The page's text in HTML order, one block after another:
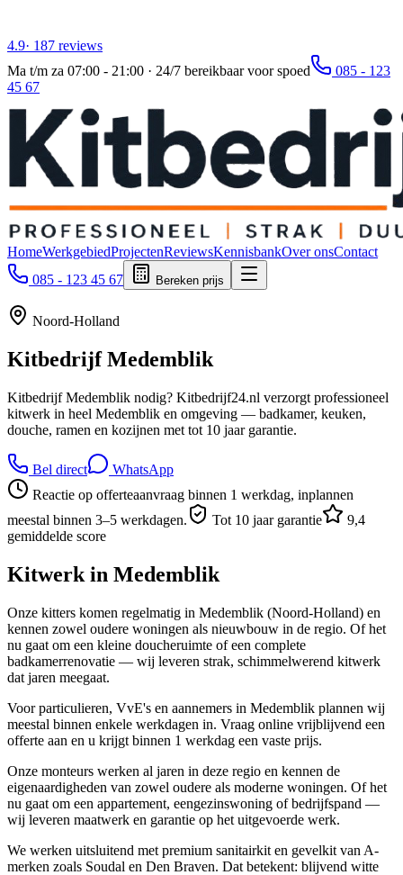
4.9· 187 reviews
Ma t/m za 07:00 - 21:00 · 24/7 bereikbaar voor spoed
085 - 123
45 67
HomeWerkgebiedProjectenReviewsKennisbankOver onsContact
085 - 123 45 67
Bereken prijs
Noord-Holland
KitbedrijfMedemblik
Kitbedrijf Medemblik nodig? Kitbedrijf24.nl verzorgt professioneel
kitwerk in heel Medemblik en omgeving — badkamer, keuken,
douche, ramen en kozijnen met tot 10 jaar garantie.
Bel direct
WhatsApp
Reactie op offerteaanvraag binnen 1 werkdag, inplannen
meestal binnen 3–5 werkdagen.
Tot 10 jaar garantie
9,4
gemiddelde score
Kitwerk in Medemblik
Onze kitters komen regelmatig in Medemblik (Noord-Holland) en
kennen zowel oudere woningen als nieuwbouw in de regio. Of het
nu gaat om een kleine doucheruimte of een complete
badkamerrenovatie — wij leveren strak, schimmelwerend kitwerk
dat jaren meegaat.
Voor particulieren, VvE's en aannemers in Medemblik plannen wij
meestal binnen enkele werkdagen in. Vraag online vrijblijvend een
offerte aan en u krijgt binnen 1 werkdag een vaste prijs.
Onze monteurs werken al jaren in deze regio en kennen de
eigenaardigheden van zowel oudere als moderne woningen. Of het
nu gaat om een appartement, eengezinswoning of bedrijfspand —
wij leveren maatwerk en garantie op het uitgevoerde werk.
We werken uitsluitend met premium sanitairkit en gevelkit van A-
merken zoals Soudal en Den Braven. Dat betekent: blijvend witte